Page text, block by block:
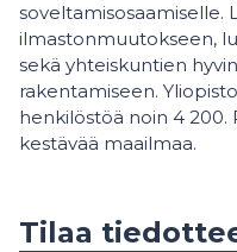
soveltamisosaamiselle.
ilmastonmuutokseen,
sekä yhteiskuntien
rakentamiseen.
henkilöstöä noin 4 200.
kestävää maailmaa.
Tilaa